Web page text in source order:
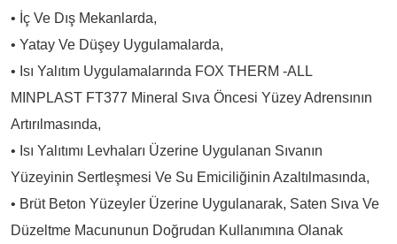
• İç Ve Dış Mekanlarda,
• Yatay Ve Düşey Uygulamalarda,
• Isı Yalıtım Uygulamalarında FOX THERM -ALL
MINPLAST FT377 Mineral Sıva Öncesi Yüzey Adrensının
Artırılmasında,
• Isı Yalıtımı Levhaları Üzerine Uygulanan Sıvanın
Yüzeyinin Sertleşmesi Ve Su Emiciliğinin Azaltılmasında,
• Brüt Beton Yüzeyler Üzerine Uygulanarak, Saten Sıva Ve
Düzeltme Macununun Doğrudan Kullanımına Olanak